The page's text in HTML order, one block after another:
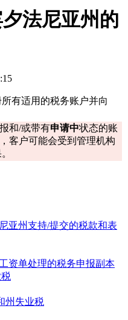
法尼亚州的
有适用的税务账户并向
和/或带有申请中状态的账
客户可能会受到管理机构
亚州支持/提交的税款和表
资单处理的税务申报副本
州失业税